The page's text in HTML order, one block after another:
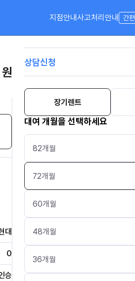
지점안내사고처리안내 간
대
0
승
상담신청
장기렌트
대여 개월을 선택하세요
82개월
72개월
60개월
48개월
36개월